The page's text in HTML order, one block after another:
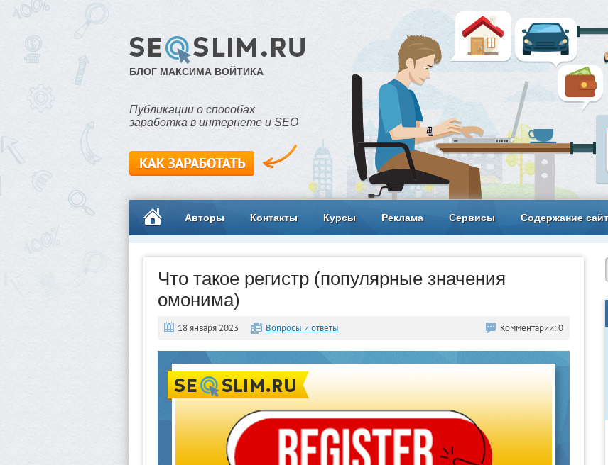
БЛОГ МАКСИМА ВОЙТИКА
Публикации о способах
заработка в интернете и SEO
Авторы Контакты Курсы Реклама Сервисы Содержание
Что такое регистр (популярные значения
омонима)
18 января 2023 Вопросы и ответы Комментарии: 0